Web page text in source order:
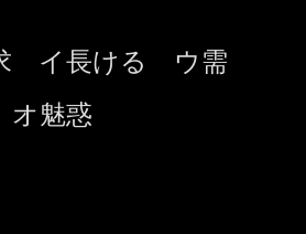
イ長ける ウ需
魅惑